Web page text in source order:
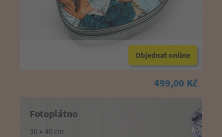
Objednat online
499,00 Kč
Fotoplátno
30 x 40 cm